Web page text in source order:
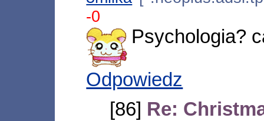
-0
Psychologia?
Odpowiedz
[86] Re: